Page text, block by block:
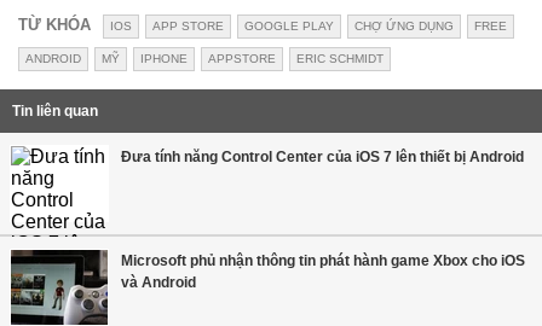
TỪ KHÓA IOS APP STORE GOOGLE PLAY CHỢ ỨNG DỤNG FREE
ANDROID MỸ IPHONE APPSTORE ERIC SCHMIDT
Tin liên quan
Đưa tính năng Control Center của iOS 7 lên thiết bị Android
Microsoft phủ nhận thông tin phát hành game Xbox cho iOS
và Android